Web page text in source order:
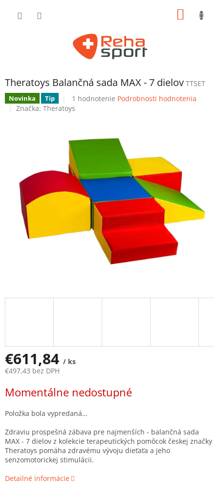
Theratoys Balančná sada MAX - 7 dielov TTSET
Novinka Tip
Priemerné
hodnotenie
5
hviezdičiek.
1 hodnotenie Podrobnosti hodnotenia
Značka: Theratoys
€611,84 / ks
€497,43 bez DPH
cena:
Momentálne nedostupné
Položka bola vypredaná…
Zdraviu prospešná zábava pre najmenších - balančná sada
MAX - 7 dielov z kolekcie terapeutických pomôcok českej značky
Theratoys pomáha zdravému vývoju dieťaťa a jeho
senzomotorickej stimulácii.
Detailné informácie